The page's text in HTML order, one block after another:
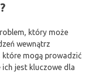
który może
wewnątrz
które mogą prowadzić
jest kluczowe dla